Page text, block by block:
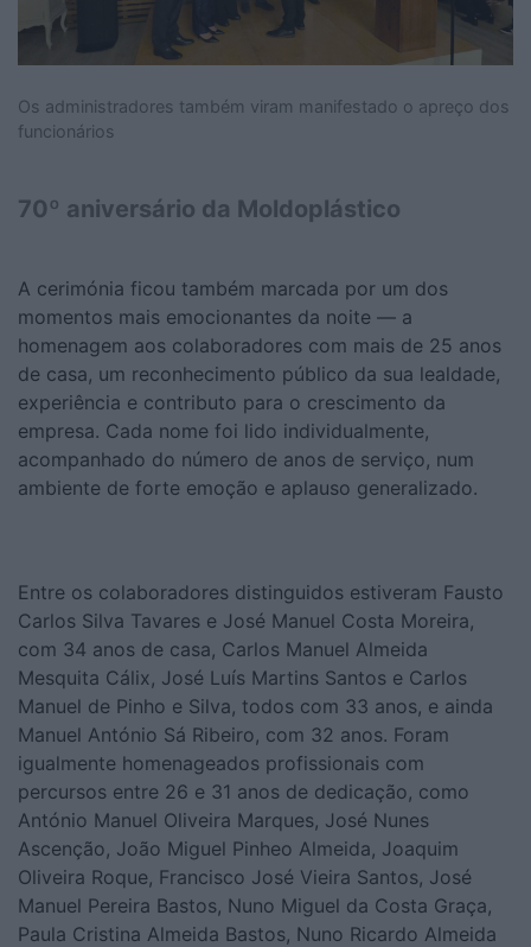
Os administradores também viram manifestado o apreço dos
funcionários
70º aniversário da Moldoplástico
A cerimónia ficou também marcada por um dos
momentos mais emocionantes da noite — a
homenagem aos colaboradores com mais de 25 anos
de casa, um reconhecimento público da sua lealdade,
experiência e contributo para o crescimento da
empresa. Cada nome foi lido individualmente,
acompanhado do número de anos de serviço, num
ambiente de forte emoção e aplauso generalizado.
Entre os colaboradores distinguidos estiveram Fausto
Carlos Silva Tavares e José Manuel Costa Moreira,
com 34 anos de casa, Carlos Manuel Almeida
Mesquita Cálix, José Luís Martins Santos e Carlos
Manuel de Pinho e Silva, todos com 33 anos, e ainda
Manuel António Sá Ribeiro, com 32 anos. Foram
igualmente homenageados profissionais com
percursos entre 26 e 31 anos de dedicação, como
António Manuel Oliveira Marques, José Nunes
Ascenção, João Miguel Pinheo Almeida, Joaquim
Oliveira Roque, Francisco José Vieira Santos, José
Manuel Pereira Bastos, Nuno Miguel da Costa Graça,
Paula Cristina Almeida Bastos, Nuno Ricardo Almeida